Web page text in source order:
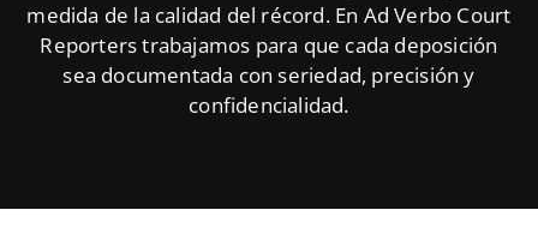
medida de la calidad del récord. En Ad Verbo Court
Reporters trabajamos para que cada deposición
sea documentada con seriedad, precisión y
confidencialidad.